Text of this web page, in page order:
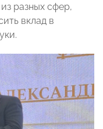
разных сфер,
вклад в